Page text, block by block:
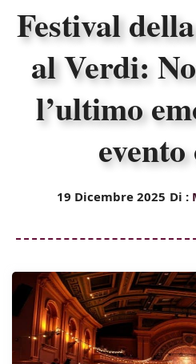
Festival
al Verdi:
l’ultimo
19 Dicembre 2025 Di :